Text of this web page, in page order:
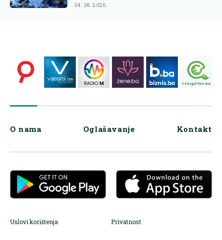
04. 08. 2026.
O nama Oglašavanje Kontakt
Uslovi korištenja Privatnost